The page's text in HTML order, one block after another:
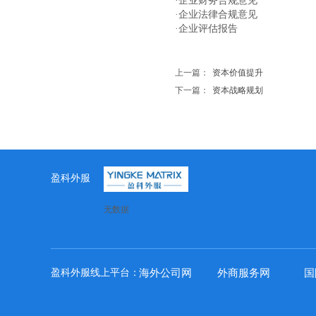
·企业法律合规意见
·企业评估报告
上一篇：
资本价值提升
下一篇：
资本战略规划
盈科外服
无数据
盈科外服线上平台：海外公司网 外商服务网